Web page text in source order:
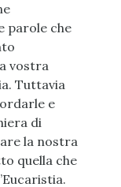
parole che
vostra
Tuttavia
e
di
la nostra
quella che